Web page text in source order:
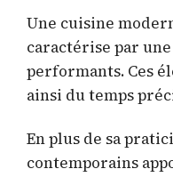
Une cuisine
caractérise par
performants. Ces
ainsi du temps
En plus de sa
contemporains